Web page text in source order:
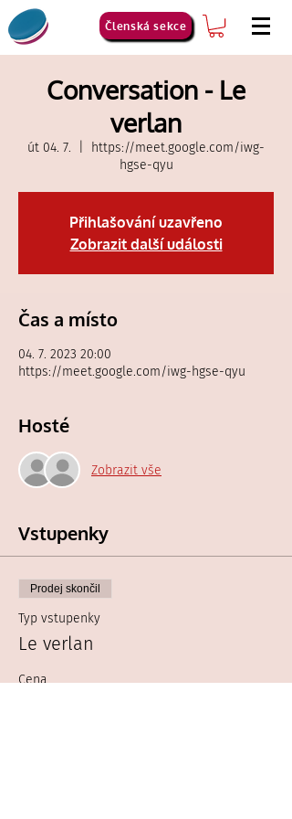
Členská sekce
Conversation - Le
verlan
út 04. 7.
https://meet.google.com/iwg-
hgse-qyu
Přihlašování uzavřeno
Zobrazit další události
Čas a místo
04. 7. 2023 20:00
https://meet.google.com/iwg-hgse-qyu
Hosté
Zobrazit vše
Vstupenky
Prodej skončil
Typ vstupenky
Le verlan
Cena